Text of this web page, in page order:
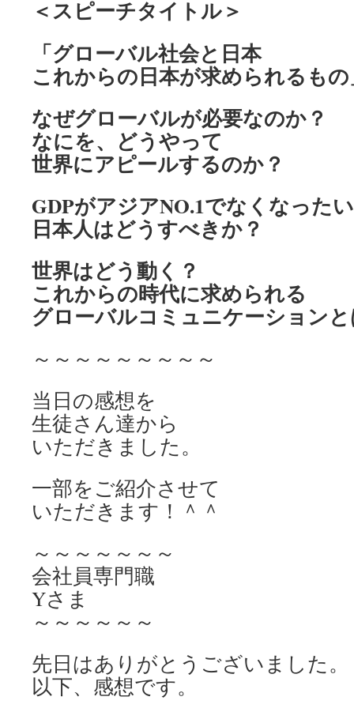
＜スピーチタイトル＞
「グローバル社会と日本
これからの日本が求められるも
なぜグローバルが必要なのか？
なにを、どうやって
世界にアピールするのか？
GDPがアジアNO.1でなくなった
日本人はどうすべきか？
世界はどう動く？
これからの時代に求められる
グローバルコミュニケーション
～～～～～～～～～
当日の感想を
生徒さん達から
いただきました。
一部をご紹介させて
いただきます！＾＾
～～～～～～～
会社員専門職
Yさま
～～～～～～
先日はありがとうございました。
以下、感想です。